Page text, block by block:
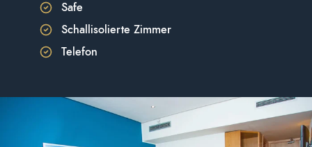
Safe
Schallisolierte Zimmer
Telefon